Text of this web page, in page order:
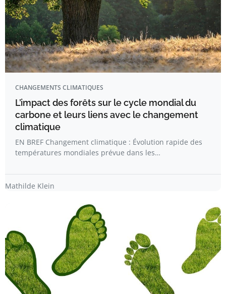
CHANGEMENTS CLIMATIQUES
L’impact des forêts sur le cycle mondial du
carbone et leurs liens avec le changement
climatique
EN BREF Changement climatique : Évolution rapide des
températures mondiales prévue dans les…
Mathilde Klein